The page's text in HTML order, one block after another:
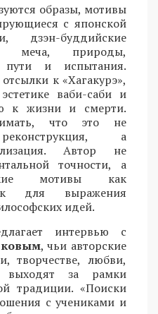
образы, мотивы
с японской
дзэн-буддийские
меча, природы,
пути и испытания.
к «Хагакурэ»,
ваби-саби и
к жизни и смерти.
что это не
а
Автор не
точности, а
мотивы как
для выражения
идей.
интервью с
, чьи авторские
творчестве, любви,
за рамки
традиции. «Поиски
с учениками и